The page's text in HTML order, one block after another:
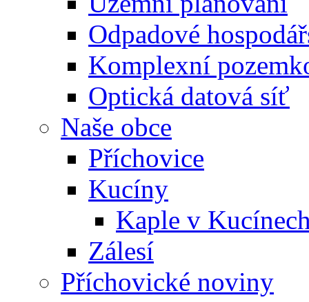
Odpadové
Komplexní
Optická datová síť
Naše obce
Příchovice
Kucíny
Kaple v
Zálesí
Příchovické noviny